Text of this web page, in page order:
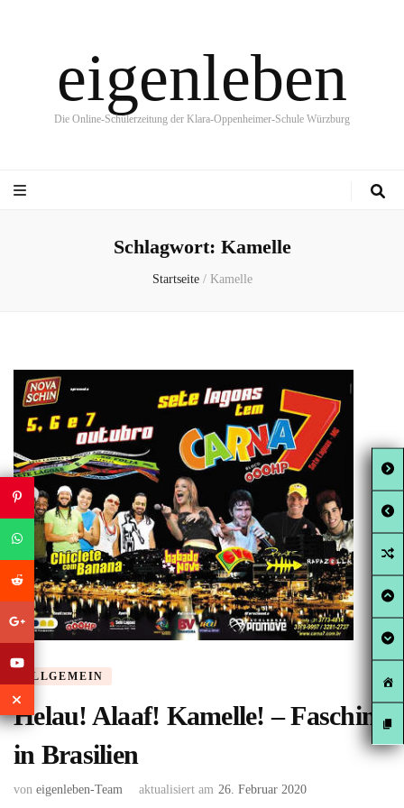
eigenleben
Die Online-Schülerzeitung der Klara-Oppenheimer-Schule Würzburg
Schlagwort: Kamelle
Startseite / Kamelle
ALLGEMEIN
Helau! Alaaf! Kamelle! – Fasching
in Brasilien
von eigenleben-Team aktualisiert am 26. Februar 2020